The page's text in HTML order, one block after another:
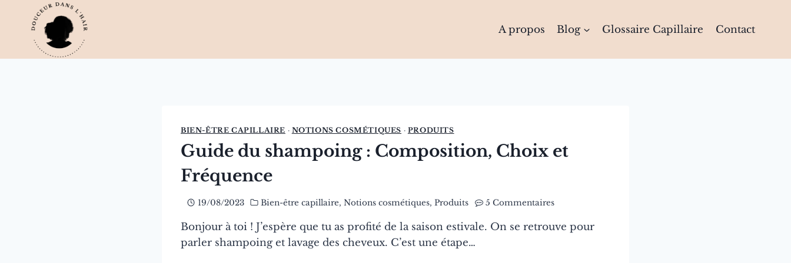
contenu
A propos Blog Glossaire Capillaire Contact
BIEN-ÊTRE CAPILLAIRE · NOTIONS COSMÉTIQUES · PRODUITS
Guide du shampoing : Composition, Choix et
Fréquence
19/08/2023 Bien-être capillaire,Notions cosmétiques,Produits 5 Commentaires
Bonjour à toi ! J’espère que tu as profité de la saison estivale. On se retrouve pour
parler shampoing et lavage des cheveux. C’est une étape…